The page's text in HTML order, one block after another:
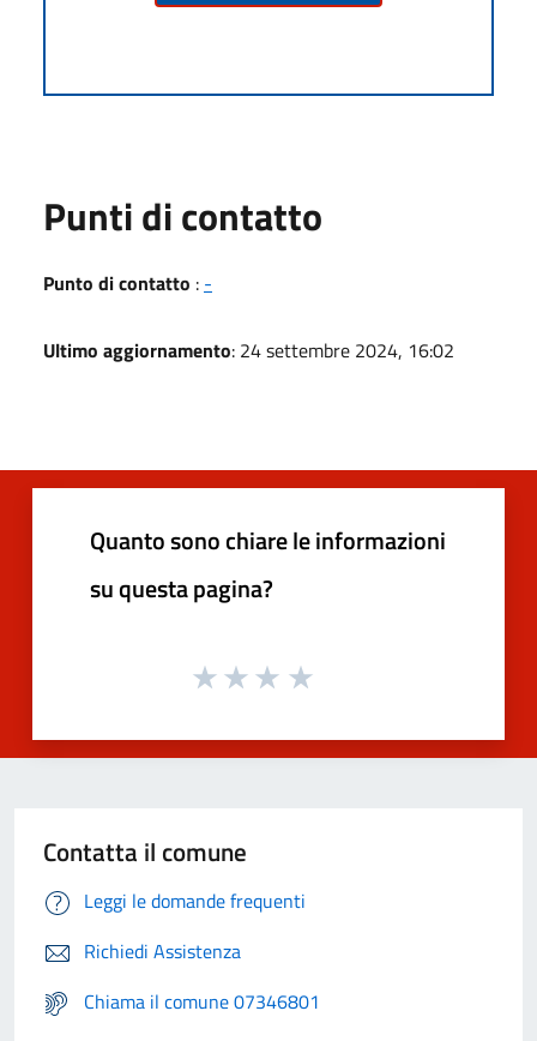
Punti di contatto
Punto di contatto : -
Ultimo aggiornamento: 24 settembre 2024, 16:02
Quanto sono chiare le informazioni
su questa pagina?
Contatta il comune
Leggi le domande frequenti
Richiedi Assistenza
Chiama il comune 07346801